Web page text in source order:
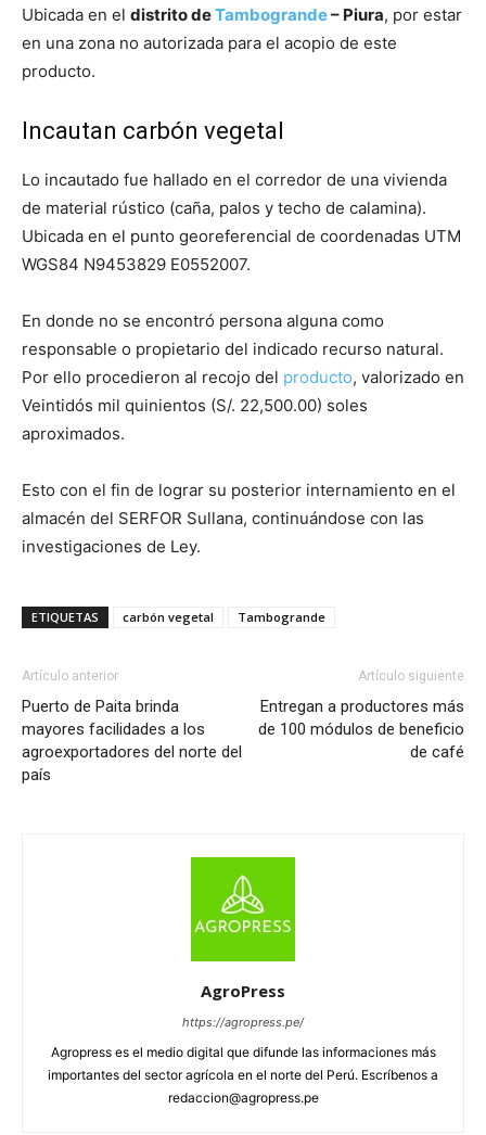
Ubicada en el distrito deTambogrande– Piura, por estar
en una zona no autorizada para el acopio de este
producto.
Incautan carbón vegetal
Lo incautado fue hallado en el corredor de una vivienda
de material rústico (caña, palos y techo de calamina).
Ubicada en el punto georeferencial de coordenadas UTM
WGS84 N9453829 E0552007.
En donde no se encontró persona alguna como
responsable o propietario del indicado recurso natural.
Por ello procedieron al recojo del producto, valorizado en
Veintidós mil quinientos (S/. 22,500.00) soles
aproximados.
Esto con el fin de lograr su posterior internamiento en el
almacén del SERFOR Sullana, continuándose con las
investigaciones de Ley.
ETIQUETAS carbón vegetal Tambogrande
Artículo anterior
Puerto de Paita brinda
mayores facilidades a los
agroexportadores del norte del
país
Artículo siguiente
Entregan a productores más
de 100 módulos de beneficio
de café
AgroPress
https://agropress.pe/
Agropress es el medio digital que difunde las informaciones más
importantes del sector agrícola en el norte del Perú. Escríbenos a
redaccion@agropress.pe